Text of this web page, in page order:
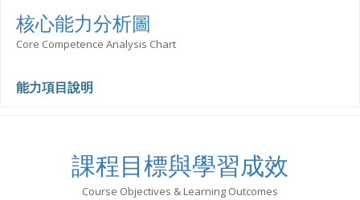
核心能力分析圖
Core Competence Analysis Chart
能力項目說明
課程目標與學習成效
Course Objectives & Learning Outcomes